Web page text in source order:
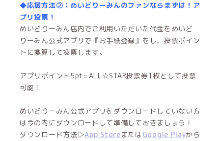
◆応援方法②：めいどりーみんのファンならまずは！ア
プリ投票！
めいどりーみん店内でご利用いただいた代金をめいど
りーみん公式アプリで『お手紙登録』をし、投票ポイン
トに換算して投票します。
アプリポイント5pt=ALL☆STAR投票券1枚として投票
可能！
めいどりーみん公式アプリをダウンロードしていない方
は今の内にダウンロードして準備しておきましょう！
ダウンロード方法▷App Storeまたは Google Playから